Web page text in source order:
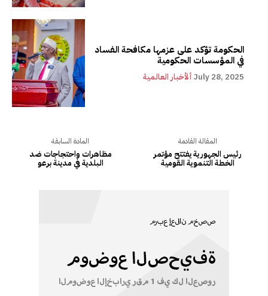
الحكومة تؤكد على عزمها مكافحة الفساد
في المؤسسات الحكومية
ألأخبار العالمية July 28, 2025
المادة السابقة
مظاهرات واحتجاجات ضد
البلدية في مدينة برعو
المقالة القادمة
رئيس الجهورية يفتتح مؤتمر
الخطة التنموية القومية